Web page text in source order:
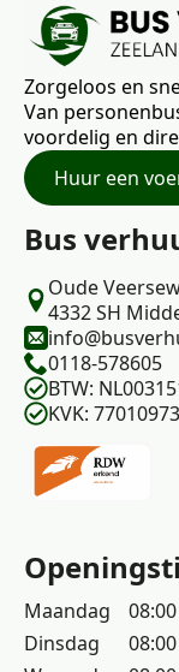
Zorgeloos en
Van
voordelig en
Huur een
Bus
Oude
4332 SH
0118-578605
BTW:
KVK: 77010973
Maandag
Dinsdag